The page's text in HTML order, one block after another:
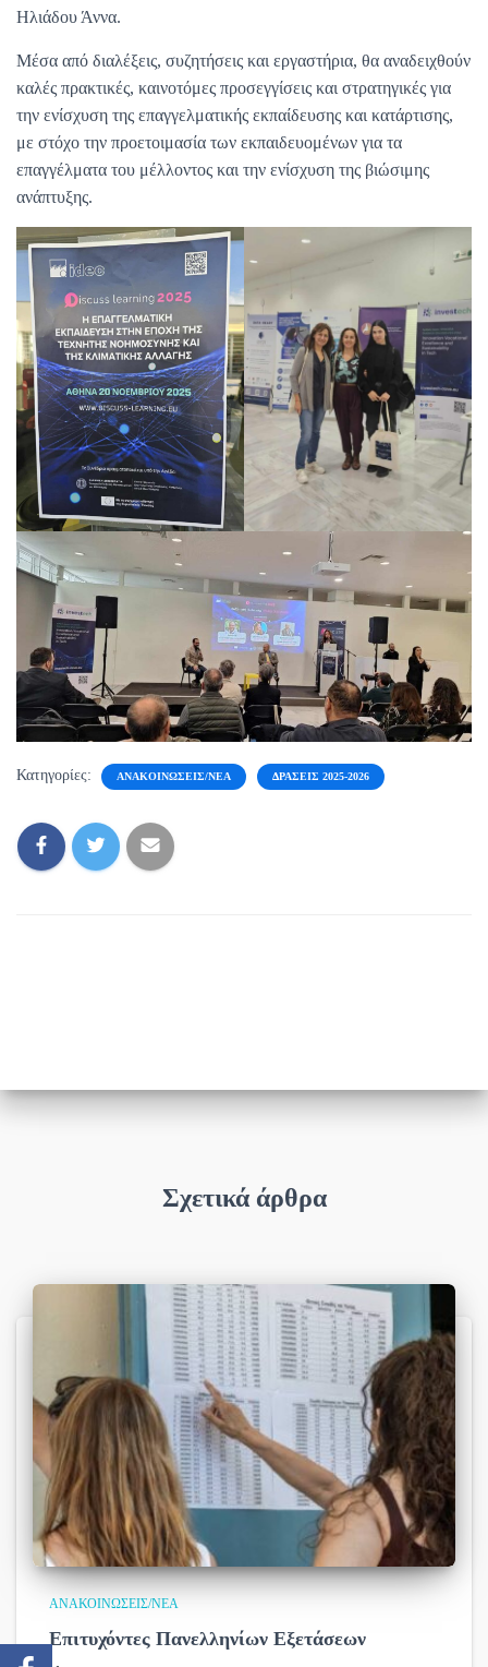
Ηλιάδου Άννα.
Μέσα από διαλέξεις, συζητήσεις και εργαστήρια, θα αναδειχθούν
καλές πρακτικές, καινοτόμες προσεγγίσεις και στρατηγικές για
την ενίσχυση της επαγγελματικής εκπαίδευσης και κατάρτισης,
με στόχο την προετοιμασία των εκπαιδευομένων για τα
επαγγέλματα του μέλλοντος και την ενίσχυση της βιώσιμης
ανάπτυξης.
Κατηγορίες: ΑΝΑΚΟΙΝΏΣΕΙΣ/ΝΈΑ ΔΡΆΣΕΙΣ 2025-2026
Σχετικά άρθρα
ΑΝΑΚΟΙΝΏΣΕΙΣ/ΝΈΑ
Επιτυχόντες Πανελληνίων Εξετάσεων